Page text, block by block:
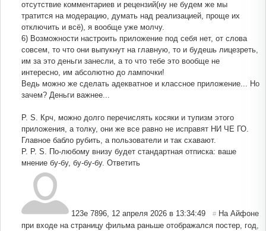
отсутствие комментариев и рецензий(ну не будем же мы
тратится на модерацию, думать над реализацией, проще их
отключить и всё), я вообще уже молчу.
6) Возможности настроить приложение под себя нет, от слова
совсем, то что они выпукнут на главную, то и будешь лицезреть,
им за это деньги занесли, а то что тебе это вообще не
интересно, им абсолютно до лампочки!
Ведь можно же сделать адекватное и классное приложение... Но
зачем? Деньги важнее...
P. S. Крч, можно долго перечислять косяки и тупизм этого
приложения, а толку, они же все равно не исправят НИ ЧЕ ГО.
Главное бабло рубить, а пользователи и так схавают.
P. P. S. По-любому внизу будет стандартная отписка: ваше
мнение бу-бу, бу-бу-бу. Ответить
123е 7896, 12 апреля 2026 в 13:34:49 # На Айфоне
при входе на страницу фильма раньше отображался постер, год,